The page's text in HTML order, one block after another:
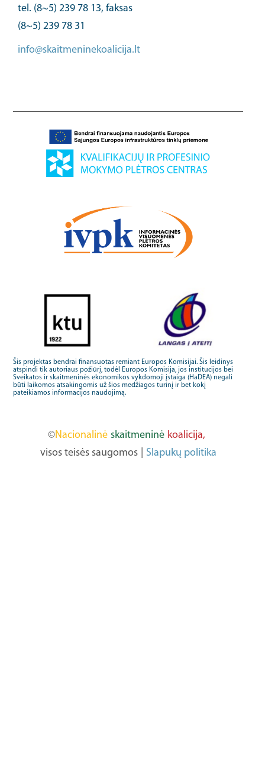
tel. (8~5) 239 78 13, faksas
(8~5) 239 78 31
info@skaitmeninekoalicija.lt
Šis projektas bendrai finansuotas remiant Europos Komisijai. Šis leidinys
atspindi tik autoriaus požiūrį, todėl Europos Komisija, jos institucijos bei
Sveikatos ir skaitmeninės ekonomikos vykdomoji įstaiga (HaDEA) negali
būti laikomos atsakingomis už šios medžiagos turinį ir bet kokį
pateikiamos informacijos naudojimą.
©Nacionalinė skaitmeninė koalicija,
visos teisės saugomos
Slapukų politika